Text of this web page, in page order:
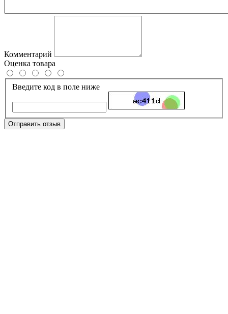
Комментарий
Оценка товара
Введите код в поле ниже
Отправить отзыв